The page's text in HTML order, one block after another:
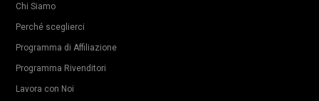
Chi Siamo
Perché sceglierci
Programma di Affiliazione
Programma Rivenditori
Lavora con Noi